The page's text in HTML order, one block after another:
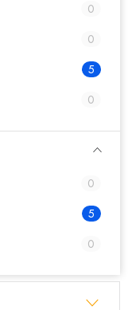
0
0
5
0
0
5
0